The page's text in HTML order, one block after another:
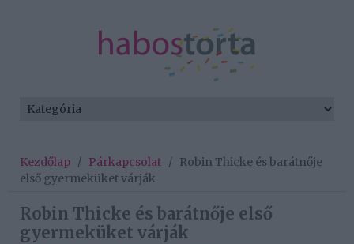
Kezdőlap / Párkapcsolat / Robin Thicke és barátnője
első gyermeküket várják
Robin Thicke és barátnője első
gyermeküket várják